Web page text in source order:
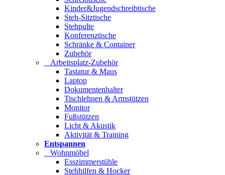
Kinder&Jugendschreibtische
Steh-Sitztische
Stehpulte
Konferenztische
Schränke & Container
Zubehör
Arbeitsplatz-Zubehör
Tastatur & Maus
Laptop
Dokumentenhalter
Tischlehnen & Armstützen
Monitor
Fußstützen
Licht & Akustik
Aktivität & Training
Entspannen
Wohnmöbel
Esszimmerstühle
Stehhilfen & Hocker